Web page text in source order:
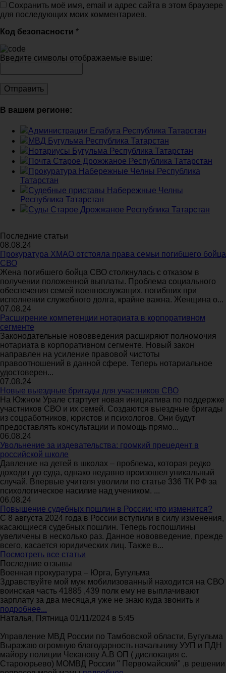
Сохранить моё имя, email и адрес сайта в этом браузере
для последующих моих комментариев.
Код безопасности *
Введите символы отображаемые выше:
В вашем регионе:
Администрации Елабуга Республика Татарстан
МВД Бугульма Республика Татарстан
Нотариусы Бугульма Республика Татарстан
Почта Старое Дрожжаное Республика Татарстан
Прокуратура Набережные Челны Республика
Татарстан
Судебные приставы Набережные Челны
Республика Татарстан
Суды Старое Дрожжаное Республика Татарстан
Последние статьи
08.08.24
Прокуратура ХМАО отстояла права семьи погибшего бойца
СВО
Жена погибшего бойца СВО столкнулась с отказом в
получении положенной выплаты. Проблема социального
обеспечения семей военнослужащих, погибших при
исполнении служебного долга, крайне важна. Женщина о...
07.08.24
Расширение компетенции нотариата в корпоративном
сегменте
Законодательные нововведения расширяют полномочия
нотариата в корпоративном сегменте. Новый закон
направлен на усиление правовой чистоты
правоотношений в данной сфере. Теперь нотариальное
удостоверен...
07.08.24
Новые выездные бригады для участников СВО
На Южном Урале стартует новая инициатива по поддержке
участников СВО и их семей. Создаются выездные бригады
из соцработников, юристов и психологов. Они будут
предоставлять консультации и помощь прямо...
06.08.24
Увольнение за издевательства: громкий прецедент в
российской школе
Давление на детей в школах – проблема, которая редко
доходит до суда, однако недавно произошел уникальный
случай. Впервые учителя уволили по статье 336 ТК РФ за
психологическое насилие над учеником. ...
06.08.24
Повышение судебных пошлин в России: что изменится?
С 8 августа 2024 года в России вступили в силу изменения,
касающиеся судебных пошлин. Теперь госпошлины
увеличены в несколько раз. Данное нововведение, прежде
всего, касается юридических лиц. Также в...
Посмотреть все статьи
Последние отзывы
Военная прокуратура – Юрга, Бугульма
Здравствуйте мой муж мобилизованный находится на СВО
воинская часть 41885 ,439 полк ему не выплачивают
зарплату за два месяца,я уже не знаю куда звонить и
подробнее...
Наталья, Пятница 01/11/2024 в 5:45
Управление МВД России по Тамбовской области, Бугульма
Выражаю огромную благодарность начальнику УУП и ПДН
майору полиции Чеканову А.В ОП ( дислокация с.
Староюрьево) МОМВД России " Первомайский" ,в решении